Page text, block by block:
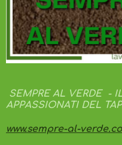
SEMPRE AL VERDE -
APPASSIONATI DEL
www.sempre-al-